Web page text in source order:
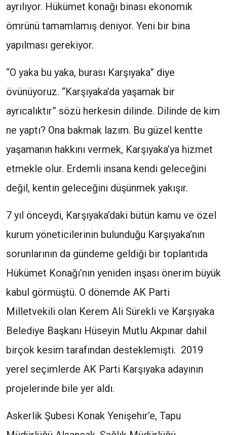
ayrılıyor. Hükümet konağı binası ekonomik
ömrünü tamamlamış deniyor. Yeni bir bina
yapılması gerekiyor.
“O yaka bu yaka, burası Karşıyaka” diye
övünüyoruz. “Karşıyaka’da yaşamak bir
ayrıcalıktır” sözü herkesin dilinde. Dilinde de kim
ne yaptı? Ona bakmak lazım. Bu güzel kentte
yaşamanın hakkını vermek, Karşıyaka’ya hizmet
etmekle olur. Erdemli insana kendi geleceğini
değil, kentin geleceğini düşünmek yakışır.
7 yıl önceydi, Karşıyaka’daki bütün kamu ve özel
kurum yöneticilerinin bulunduğu Karşıyaka’nın
sorunlarının da gündeme geldiği bir toplantıda
Hükümet Konağı’nın yeniden inşası önerim büyük
kabul görmüştü. O dönemde AK Parti
Milletvekili olan Kerem Ali Sürekli ve Karşıyaka
Belediye Başkanı Hüseyin Mutlu Akpınar dahil
birçok kesim tarafından desteklemişti. 2019
yerel seçimlerde AK Parti Karşıyaka adayının
projelerinde bile yer aldı.
Askerlik Şubesi Konak Yenişehir’e, Tapu